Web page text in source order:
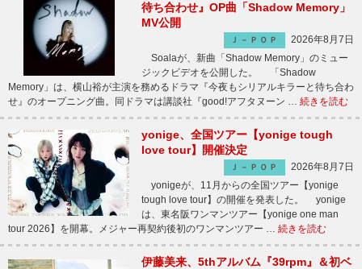
待ち合わせ』OP曲「Shadow Memory」
MV公開
Ｊ－ＰＯＰ
2026年8月7日
Soalaが、新曲「Shadow Memory」のミュー
ジックビデオを公開した。 「Shadow
Memory」は、横山裕が主演を務めるドラマ『今夜もシリアルキラーと待ち合わ
せ』のオープニング曲。同ドラマは講談社『good!アフタヌーン … 続きを読む
yonige、全国ツアー【yonige tough
love tour】開催決定
Ｊ－ＰＯＰ
2026年8月7日
yonigeが、11月からの全国ツアー【yonige
tough love tour】の開催を発表した。 yonige
は、東名阪ワンマンツアー【yonige one man
tour 2026】を開幕。メジャー再契約後初のワンマンツアー … 続きを読む
伊藤美来、5thアルバム『39rpm』＆初ベ